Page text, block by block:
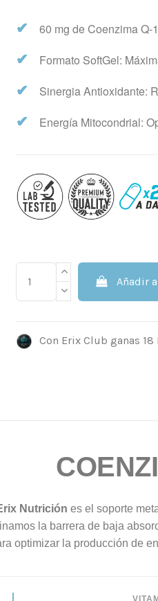
✔ 60 mg de Coenzima Q-
✔ Formato SoftGel:
✔ Sinergia Antioxidante:
✔ Energía Mitocondrial:
Añadir
Con Erix Club ganas
Nutrición es el soporte
la barrera de baja
optimizar la producción de